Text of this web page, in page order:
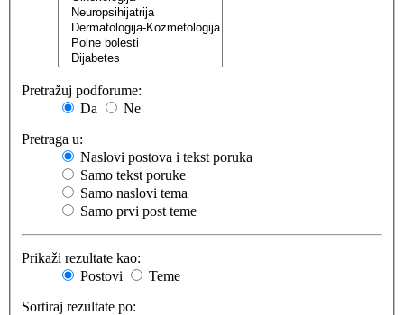
Pretražuj podforume:
Da
Ne
Pretraga u:
Naslovi postova i tekst poruka
Samo tekst poruke
Samo naslovi tema
Samo prvi post teme
Prikaži rezultate kao:
Postovi
Teme
Sortiraj rezultate po: